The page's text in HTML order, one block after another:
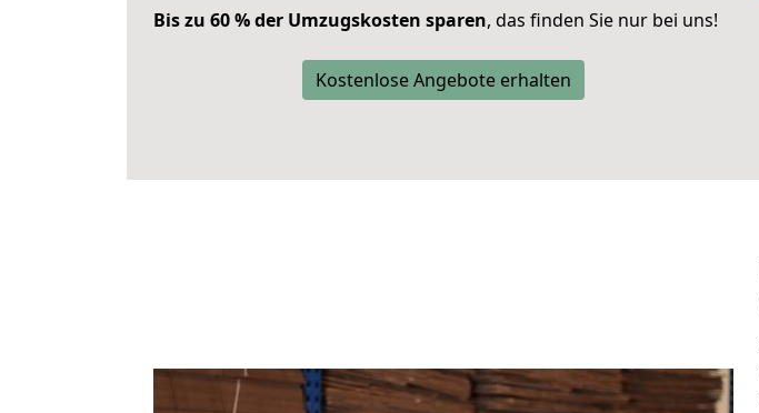
Bis zu 60 % der Umzugskosten sparen, das finden Sie nur bei uns!
Kostenlose Angebote erhalten